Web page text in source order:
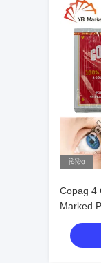
ভিডিও
Copag 4
Marked